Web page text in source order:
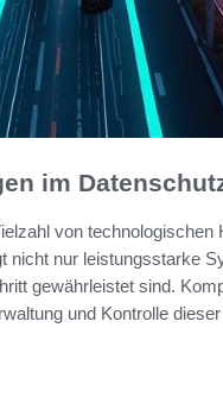
im
von
nicht nur leistungsstarke
gewährleistet sind.
und Kontrolle